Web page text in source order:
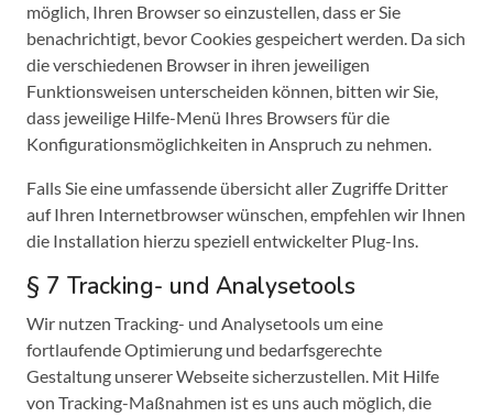
möglich, Ihren Browser so einzustellen, dass er Sie
benachrichtigt, bevor Cookies gespeichert werden. Da sich
die verschiedenen Browser in ihren jeweiligen
Funktionsweisen unterscheiden können, bitten wir Sie,
dass jeweilige Hilfe-Menü Ihres Browsers für die
Konfigurationsmöglichkeiten in Anspruch zu nehmen.
Falls Sie eine umfassende übersicht aller Zugriffe Dritter
auf Ihren Internetbrowser wünschen, empfehlen wir Ihnen
die Installation hierzu speziell entwickelter Plug-Ins.
§ 7 Tracking- und Analysetools
Wir nutzen Tracking- und Analysetools um eine
fortlaufende Optimierung und bedarfsgerechte
Gestaltung unserer Webseite sicherzustellen. Mit Hilfe
von Tracking-Maßnahmen ist es uns auch möglich, die